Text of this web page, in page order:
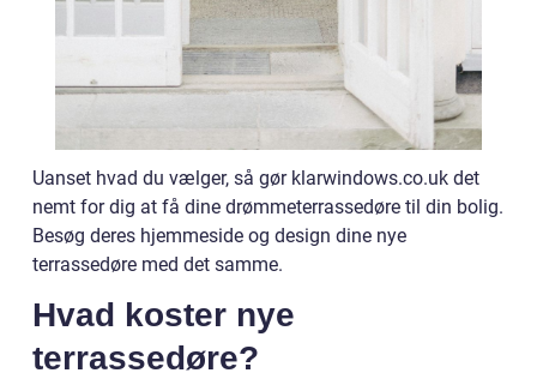
Uanset hvad du vælger, så gør klarwindows.co.uk det
nemt for dig at få dine drømmeterrassedøre til din bolig.
Besøg deres hjemmeside og design dine nye
terrassedøre med det samme.
Hvad koster nye
terrassedøre?